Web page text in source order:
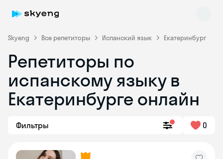
Skyeng Все репетиторы Испанский язык Екатеринбург
Репетиторы по
испанскому языку в
Екатеринбурге онлайн
Фильтры 0
Skyeng Chat